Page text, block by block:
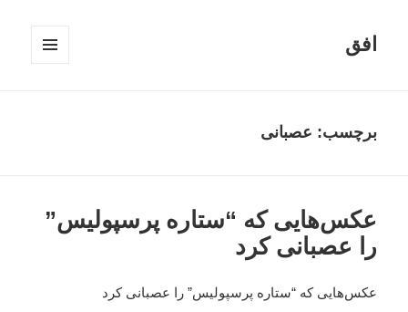
افق
برچسب: عصبانی
عکس‌هایی که “ستاره پرسپولیس”
را عصبانی کرد
عکس‌هایی که “ستاره پرسپولیس” را عصبانی کرد